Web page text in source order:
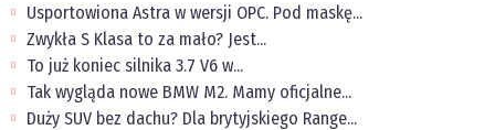
Usportowiona Astra w wersji OPC. Pod maskę...
Zwykła S Klasa to za mało? Jest...
To już koniec silnika 3.7 V6 w...
Tak wygląda nowe BMW M2. Mamy oficjalne...
Duży SUV bez dachu? Dla brytyjskiego Range...